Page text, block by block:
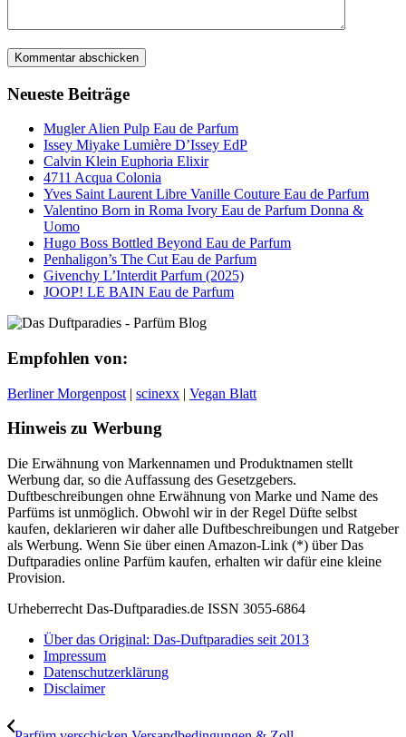
Neueste Beiträge
Mugler Alien Pulp Eau de Parfum
Issey Miyake Lumière D’Issey EdP
Calvin Klein Euphoria Elixir
4711 Acqua Colonia
Yves Saint Laurent Libre Vanille Couture Eau de Parfum
Valentino Born in Roma Ivory Eau de Parfum Donna &
Uomo
Hugo Boss Bottled Beyond Eau de Parfum
Penhaligon’s The Cut Eau de Parfum
Givenchy L’Interdit Parfum (2025)
JOOP! LE BAIN Eau de Parfum
Empfohlen von:
Berliner Morgenpost | scinexx | Vegan Blatt
Hinweis zu Werbung
Die Erwähnung von Markennamen und Produktnamen stellt
Werbung dar, so die Auffassung des Gesetzgebers.
Duftbeschreibungen ohne Erwähnung von Marke und Name des
Parfüms ist unmöglich. Obwohl wir in der Regel Düfte selbst
kaufen, deklarieren wir daher alle Duftbeschreibungen und Ratgeber
als Werbung. Wenn Sie über einen Amazon-Link (*) über Das
Duftparadies online Parfüm kaufen, erhalten wir dafür eine kleine
Provision.
Urheberrecht Das-Duftparadies.de ISSN 3055-6864
Über das Original: Das-Duftparadies seit 2013
Impressum
Datenschutzerklärung
Disclaimer